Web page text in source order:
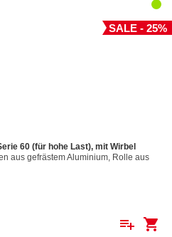
SALE - 25%
60 (für hohe Last), mit Wirbel
aus gefrästem Aluminium, Rolle aus
ø 60 mm Für Tau bis: ø 12
playlist_add shopping_cart